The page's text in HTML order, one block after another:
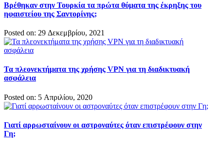
Βρέθηκαν στην Τουρκία τα πρώτα θύματα της έκρηξης του
ηφαιστείου της Σαντορίνης;
Posted on: 29 Δεκεμβρίου, 2021
Τα πλεονεκτήματα της χρήσης VPN για τη διαδικτυακή
ασφάλεια
Posted on: 5 Απριλίου, 2020
Γιατί αρρωσταίνουν οι αστροναύτες όταν επιστρέφουν στην
Γη;